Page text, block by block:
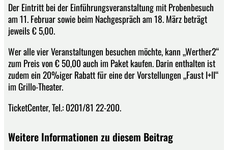
Der Eintritt bei der Einführungsveranstaltung mit Probenbesuch
am 11. Februar sowie beim Nachgespräch am 18. März beträgt
jeweils € 5,00.
Wer alle vier Veranstaltungen besuchen möchte, kann „Werther2“
zum Preis von € 50,00 auch im Paket kaufen. Darin enthalten ist
zudem ein 20%iger Rabatt für eine der Vorstellungen „Faust I+II“
im Grillo-Theater.
TicketCenter, Tel.: 0201/81 22-200.
Weitere Informationen zu diesem Beitrag